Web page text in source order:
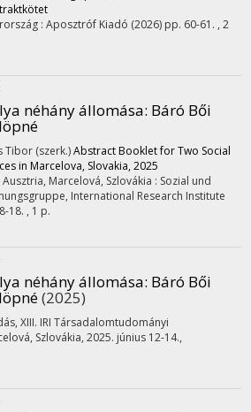
: Aposztróf Kiadó (2026) pp. 60-61. , 2
néhány állomása: Báró Bői
Tibor (szerk.)Abstract Booklet for Two Social
in Marcelova, Slovakia, 2025
Marcelová, Szlovákia : Sozial und
, International Research Institute
18. , 1 p.
néhány állomása: Báró Bői
(2025)
, XIII. IRI Társadalomtudományi
Szlovákia, 2025. június 12-14.,